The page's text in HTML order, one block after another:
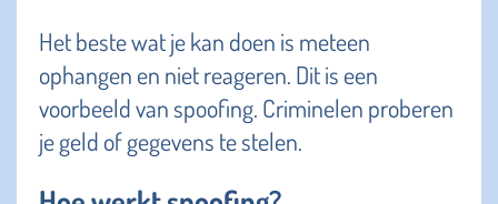
Het beste wat je kan doen is meteen
ophangen en niet reageren. Dit is een
voorbeeld van spoofing. Criminelen proberen
je geld of gegevens te stelen.